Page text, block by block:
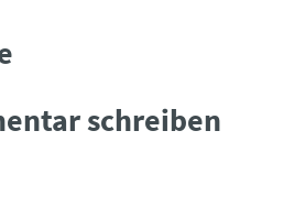
schreiben